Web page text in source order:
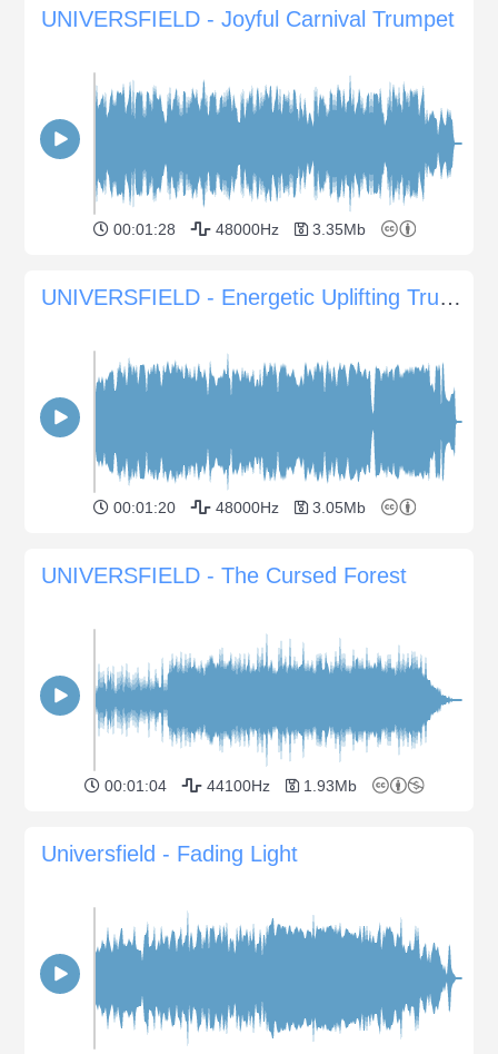
UNIVERSFIELD - Joyful Carnival Trumpet
00:01:28 48000Hz 3.35Mb
UNIVERSFIELD - Energetic Uplifting Trumpet for Positive Vibes
00:01:20 48000Hz 3.05Mb
UNIVERSFIELD - The Cursed Forest
00:01:04 44100Hz 1.93Mb
Universfield - Fading Light